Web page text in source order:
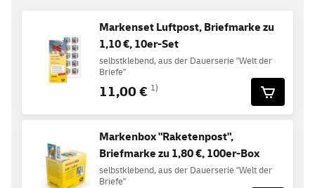
Markenset Luftpost, Briefmarke zu
1,10 €, 10er-Set
selbstklebend, aus der Dauerserie "Welt der
Briefe"
11,00 € 1)
Markenbox "Raketenpost",
Briefmarke zu 1,80 €, 100er-Box
selbstklebend, aus der Dauerserie "Welt der
Briefe"